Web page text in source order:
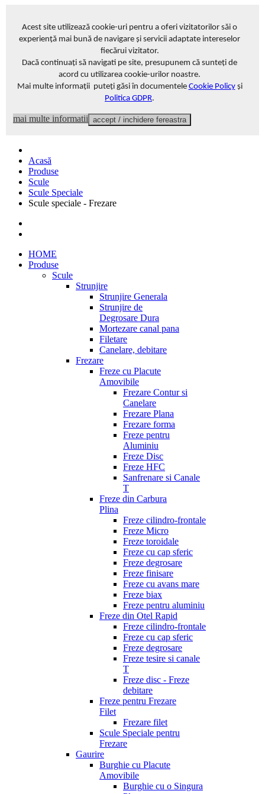
Acest site utilizează cookie-uri pentru a oferi vizitatorilor săi o
experiență mai bună de navigare și servicii adaptate intereselor
fiecărui vizitator.
Dacă continuați să navigati pe site, presupunem că sunteți de
acord cu utilizarea cookie-urilor noastre.
Mai multe informații puteți găsi în documentele Cookie Policyși
Politica GDPR.
mai multe informatii accept / inchidere fereastra
Acasă
Produse
Scule
Scule Speciale
Scule speciale - Frezare
HOME
Produse
Scule
Strunjire
Strunjire Generala
Strunjire de
Degrosare Dura
Mortezare canal pana
Filetare
Canelare, debitare
Frezare
Freze cu Placute
Amovibile
Frezare Contur si
Canelare
Frezare Plana
Frezare forma
Freze pentru
Aluminiu
Freze Disc
Freze HFC
Sanfrenare si Canale
T
Freze din Carbura
Plina
Freze cilindro-frontale
Freze Micro
Freze toroidale
Freze cu cap sferic
Freze degrosare
Freze finisare
Freze cu avans mare
Freze biax
Freze pentru aluminiu
Freze din Otel Rapid
Freze cilindro-frontale
Freze cu cap sferic
Freze degrosare
Freze tesire si canale
T
Freze disc - Freze
debitare
Freze pentru Frezare
Filet
Frezare filet
Scule Speciale pentru
Frezare
Gaurire
Burghie cu Placute
Amovibile
Burghie cu o Singura